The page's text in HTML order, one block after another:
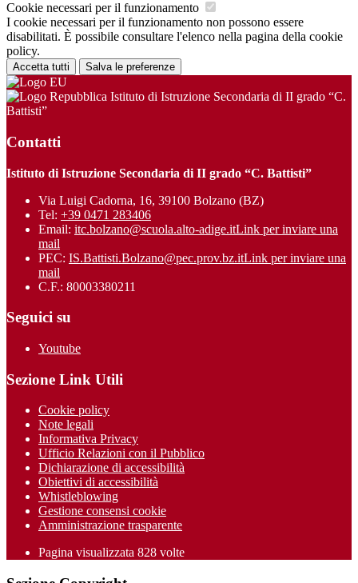
Cookie necessari per il funzionamento
I cookie necessari per il funzionamento non possono essere
disabilitati. È possibile consultare l'elenco nella pagina della cookie
policy.
Accetta tutti Salva le preferenze
Istituto di Istruzione Secondaria di II grado “C.
Battisti”
Contatti
Istituto di Istruzione Secondaria di II grado “C. Battisti”
Via Luigi Cadorna, 16, 39100 Bolzano (BZ)
Tel: +39 0471 283406
Email: itc.bolzano@scuola.alto-adige.itLink per inviare una
mail
PEC: IS.Battisti.Bolzano@pec.prov.bz.itLink per inviare una
mail
C.F.: 80003380211
Seguici su
Youtube
Sezione Link Utili
Cookie policy
Note legali
Informativa Privacy
Ufficio Relazioni con il Pubblico
Dichiarazione di accessibilità
Obiettivi di accessibilità
Whistleblowing
Gestione consensi cookie
Amministrazione trasparente
Pagina visualizzata 828 volte